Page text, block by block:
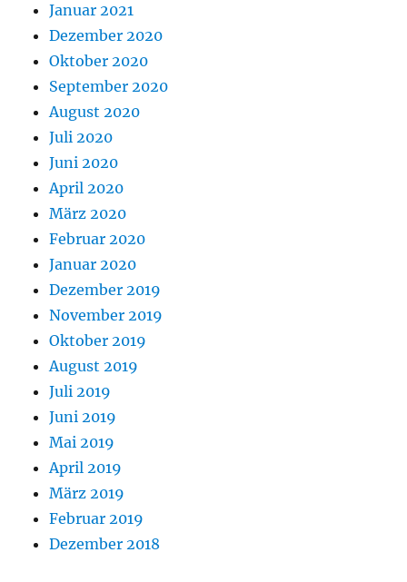
Januar 2021
Dezember 2020
Oktober 2020
September 2020
August 2020
Juli 2020
Juni 2020
April 2020
März 2020
Februar 2020
Januar 2020
Dezember 2019
November 2019
Oktober 2019
August 2019
Juli 2019
Juni 2019
Mai 2019
April 2019
März 2019
Februar 2019
Dezember 2018